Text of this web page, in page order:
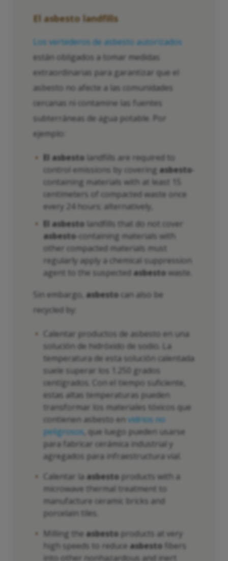
El asbesto landfills
Los vertederos de asbesto autorizados
están obligados a tomar medidas
extraordinarias para garantizar que el
asbesto no afecte a las comunidades
cercanas ni contamine las fuentes
subterráneas de agua potable. Por
ejemplo:
El asbesto landfills are required to
control emissions by covering asbesto-
containing materials with at least 15
centimeters of compacted waste once
every 24 hours; alternatively,
El asbesto landfills that do not cover
asbesto-containing materials with
other compacted materials must
regularly apply a chemical suppression
agent to the suspected asbesto waste.
Sin embargo, asbesto can also be
recycled by:
Calentar productos de asbesto en una
solución de hidróxido de sodio. La
temperatura de esta solución calentada
suele superar los 1.250 grados
centígrados. Con el tiempo suficiente,
estas altas temperaturas pueden
transformar los materiales tóxicos que
contienen asbesto en vidrios no
peligrosos , que luego pueden usarse
para fabricar cerámica industrial y
agregados para infraestructura vial.
Calentar la asbesto products with a
microwave thermal treatment to
manufacture ceramic bricks and
porcelain tiles.
Milling the asbesto products at very
high speeds to reduce asbesto fibers
into other nonhazardous and inert